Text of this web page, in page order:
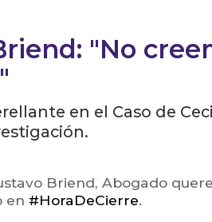
"No
en el Caso de
Briend, Abogado
en #HoraDeCierre.